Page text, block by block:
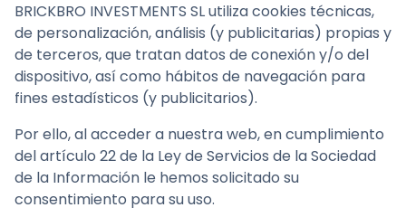
BRICKBRO INVESTMENTS SL utiliza cookies técnicas,
de personalización, análisis (y publicitarias) propias y
de terceros, que tratan datos de conexión y/o del
dispositivo, así como hábitos de navegación para
fines estadísticos (y publicitarios).
Por ello, al acceder a nuestra web, en cumplimiento
del artículo 22 de la Ley de Servicios de la Sociedad
de la Información le hemos solicitado su
consentimiento para su uso.